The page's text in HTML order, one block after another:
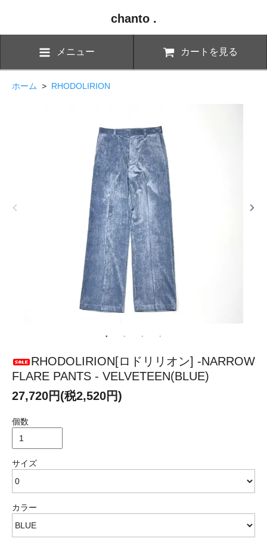
chanto .
メニュー カートを見る
ホーム > RHODOLIRION
RHODOLIRION[ロドリリオン] -NARROW
FLARE PANTS - VELVETEEN(BLUE)
27,720円(税2,520円)
個数
サイズ
カラー